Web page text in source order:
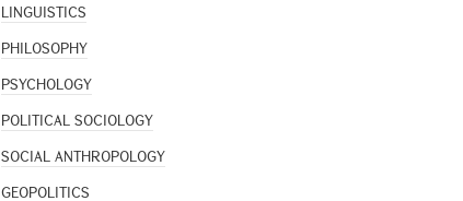
LINGUISTICS
PHILOSOPHY
PSYCHOLOGY
POLITICAL SOCIOLOGY
SOCIAL ANTHROPOLOGY
GEOPOLITICS